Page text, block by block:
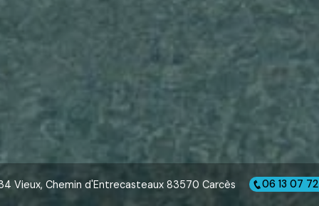
Vieux, Chemin d'Entrecasteaux 83570 Carcès 06 13 07